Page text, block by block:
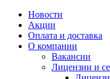
Новости
Акции
Оплата и доставка
О компании
Вакансии
Лицензии и